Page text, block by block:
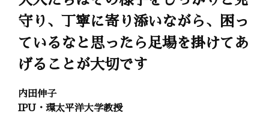
守り、丁寧に寄り添いながら、困っ
ているなと思ったら足場を掛けてあ
げることが大切です
内田伸子
IPU・環太平洋大学教授